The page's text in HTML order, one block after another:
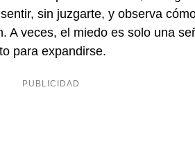
sin juzgarte, y observa
A veces, el miedo es solo una
para expandirse.